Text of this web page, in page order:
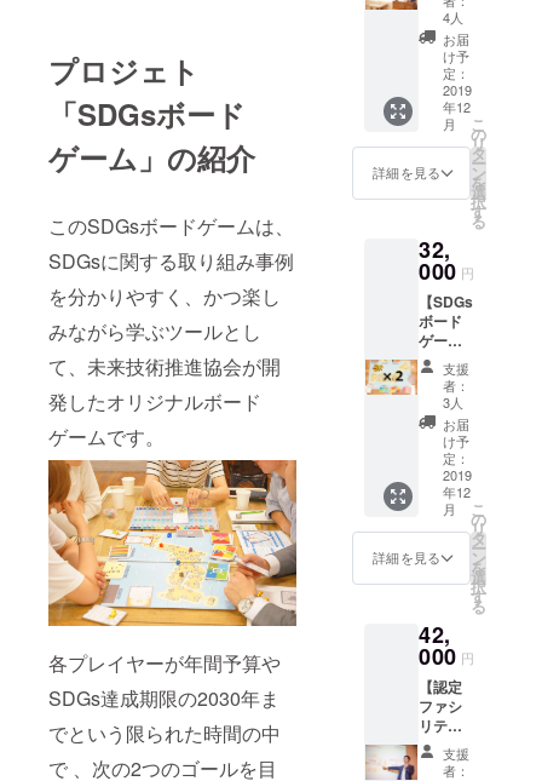
プロジェト
「SDGsボード
ゲーム」の紹介
このSDGsボードゲームは、
SDGsに関する取り組み事例
を分かりやすく、かつ楽し
みながら学ぶツールとし
て、未来技術推進協会が開
発したオリジナルボード
ゲームです。
各プレイヤーが年間予算や
SDGs達成期限の2030年ま
でという限られた時間の中
で 、次の2つのゴールを目
に、エンジ
ニアが現場
や課題の視
点を持つこ
とでビジネ
速されるの
えるように
なりまし
また、自分
でもビジネ
ス創出した
いと思い、
ジーでの社
会貢献でビ
ジネス創出
を目指す未
来技術推進
エンジニア
コミュニ
ティに所属
し、国連主
導のSDGsに
出会いまし
でのプ
レイが
可能に
なりま
す。 ※2
セット
ご希望
の方
は、2
をお選
びくだ
さい。
持続可
能な世
界の実
現に向
け、世
界の課
題解決
事例を
楽しく
学ぶだ
けでな
く、
SDGsの
ポイン
さい。
リテー
ション
スライ
ド】 ※
税込/送
料込 未
来技術
推進協
会オリ
ジナル
の
『SDGs
ボード
ゲー
ム』1
セット
と、
ボード
ゲーム
のファ
シリ
テー
ション
を補助
するパ
ワーポ
イント
スライ
ド
ルール
説明、
結果発
表）を
お届け
いたし
ます。
スライ
4人
お届
け予
定：
2019
年12
月
詳細を見る
こ
の
リ
タ
ー
ン
を
選
択
す
る
32,
000 円
【SDGs
ボード
ゲーム2
セッ
ト】 ※
税込/送
料込 未
来技術
推進協
会オリ
ジナル
『SDGs
ボード
ゲー
ム』2
をお届
けいた
しま
す。 2
セット
で最大
16名
（推奨8
支援
者：
3人
お届
け予
定：
2019
年12
月
詳細を見る
こ
の
リ
タ
ー
ン
を
選
択
す
る
42,
000 円
【認定
ファシ
リテー
ター】
SDGs
支援
者：